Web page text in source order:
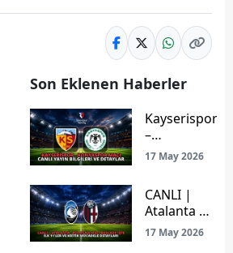
Son Eklenen Haberler
Kayserispor
–
Konyaspor
Maçı Canlı
Bilgileri ve
Detaylar
17 May 2026
CANLI |
Atalanta –
Bologna
Maçı
17 May 2026